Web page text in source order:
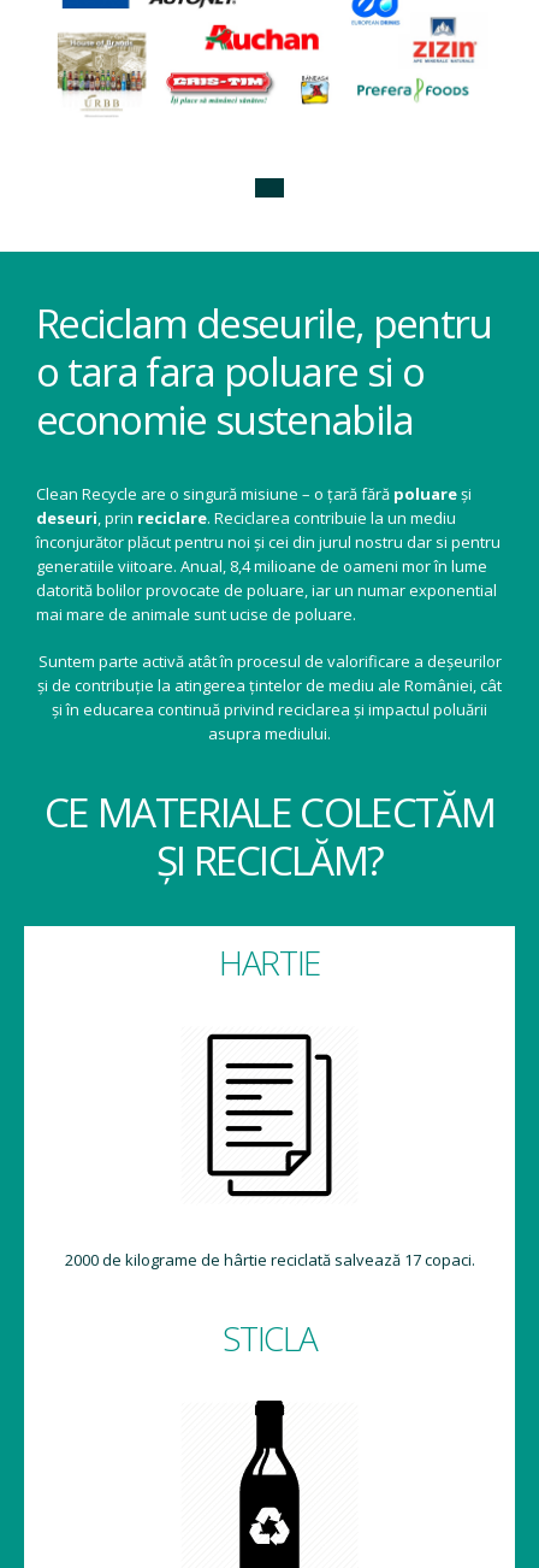
Reciclam deseurile, pentru
o tara fara poluare si o
economie sustenabila
Clean Recycle are o singură misiune – o țară fără poluareși
deseuri, prin reciclare. Reciclarea contribuie la un mediu
înconjurător plăcut pentru noi și cei din jurul nostru dar si pentru
generatiile viitoare. Anual, 8,4 milioane de oameni mor în lume
datorită bolilor provocate de poluare, iar un numar exponential
mai mare de animale sunt ucise de poluare.
Suntem parte activă atât în procesul de valorificare a deșeurilor
și de contribuție la atingerea țintelor de mediu ale României, cât
și în educarea continuă privind reciclarea și impactul poluării
asupra mediului.
CE MATERIALE COLECTĂM
ȘI RECICLĂM?
HARTIE
2000 de kilograme de hârtie reciclată salvează 17 copaci.
STICLA